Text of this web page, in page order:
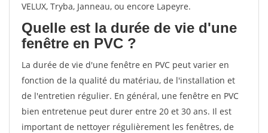
VELUX, Tryba, Janneau, ou encore Lapeyre.
Quelle est la durée de vie d'une
fenêtre en PVC ?
La durée de vie d'une fenêtre en PVC peut varier en
fonction de la qualité du matériau, de l'installation et
de l'entretien régulier. En général, une fenêtre en PVC
bien entretenue peut durer entre 20 et 30 ans. Il est
important de nettoyer régulièrement les fenêtres, de